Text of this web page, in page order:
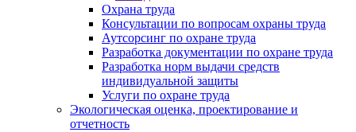
Охрана труда
Консультации по вопросам охраны труда
Аутсорсинг по охране труда
Разработка документации по охране труда
Разработка норм выдачи средств
индивидуальной защиты
Услуги по охране труда
Экологическая оценка, проектирование и
отчетность